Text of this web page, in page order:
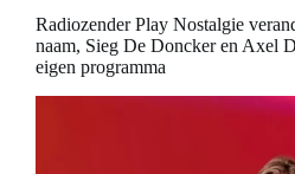
Radiozender Play Nostalgie
naam, Sieg De Doncker en Axel
eigen programma